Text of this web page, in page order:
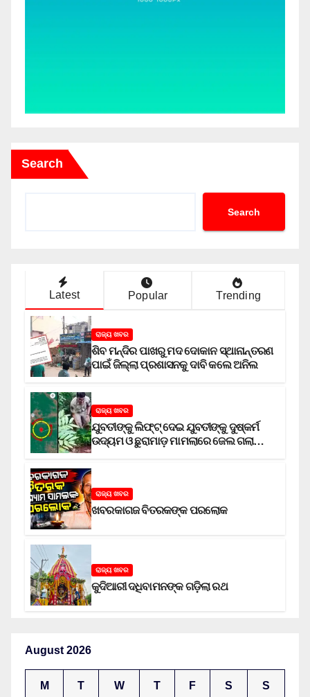
Search
Search
Latest Popular Trending
ରାଜ୍ୟ ଖବର
ଶିବ ମନ୍ଦିର ପାଖରୁ ମଦ ଦୋକାନ ସ୍ଥାନାନ୍ତରଣ
ପାଇଁ ଜିଲ୍ଲା ପ୍ରଶାସନକୁ ଦାବି କଲେ ଅନିଲ
ରାଜ୍ୟ ଖବର
ଯୁବତୀଙ୍କୁ ଲିଫ୍‌ଟ୍‌ ଦେଇ ଯୁବତୀଙ୍କୁ ଦୁଷ୍କର୍ମ
ଉଦ୍ୟମ ଓ ଛୁରାମାଡ଼ ମାମଲାରେ ଜେଲ ଗଲା
ରାଜ୍ୟ ଖବର
ଖବରକାଗଜ ବିତରକଙ୍କ ପରଲୋକ
ରାଜ୍ୟ ଖବର
କୁଦିଆରୀ ଦଧିବାମନଙ୍କ ଗଡ଼ିଲା ରଥ
August 2026
M T W T F S S